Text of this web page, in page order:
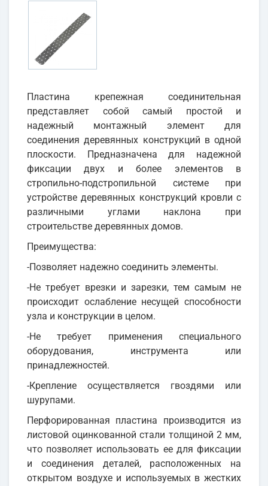
Пластина крепежная соединительная
представляет собой самый простой и
надежный монтажный элемент для
соединения деревянных конструкций в одной
плоскости. Предназначена для надежной
фиксации двух и более элементов в
стропильно-подстропильной системе при
устройстве деревянных конструкций кровли с
различными углами наклона при
строительстве деревянных домов.
Преимущества:
-Позволяет надежно соединить элементы.
-Не требует врезки и зарезки, тем самым не
происходит ослабление несущей способности
узла и конструкции в целом.
-Не требует применения специального
оборудования, инструмента или
принадлежностей.
-Крепление осуществляется гвоздями или
шурупами.
Перфорированная пластина производится из
листовой оцинкованной стали толщиной 2 мм,
что позволяет использовать ее для фиксации
и соединения деталей, расположенных на
открытом воздухе и используемых в жестких